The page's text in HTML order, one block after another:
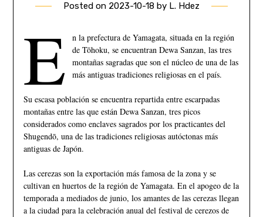
Posted on 2023-10-18 by L. Hdez
E
n la prefectura de Yamagata, situada en la región
de Tōhoku, se encuentran Dewa Sanzan, las tres
montañas sagradas que son el núcleo de una de las
más antiguas tradiciones religiosas en el país.
Su escasa población se encuentra repartida entre escarpadas
montañas entre las que están Dewa Sanzan, tres picos
considerados como enclaves sagrados por los practicantes del
Shugendō, una de las tradiciones religiosas autóctonas más
antiguas de Japón.
Las cerezas son la exportación más famosa de la zona y se
cultivan en huertos de la región de Yamagata. En el apogeo de la
temporada a mediados de junio, los amantes de las cerezas llegan
a la ciudad para la celebración anual del festival de cerezos de